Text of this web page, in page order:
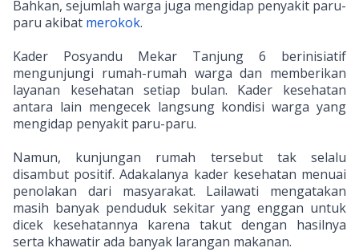
Bahkan, sejumlah warga juga mengidap penyakit paru-
paru akibat merokok.
Kader Posyandu Mekar Tanjung 6 berinisiatif
mengunjungi rumah-rumah warga dan memberikan
layanan kesehatan setiap bulan. Kader kesehatan
antara lain mengecek langsung kondisi warga yang
mengidap penyakit paru-paru.
Namun, kunjungan rumah tersebut tak selalu
disambut positif. Adakalanya kader kesehatan menuai
penolakan dari masyarakat. Lailawati mengatakan
masih banyak penduduk sekitar yang enggan untuk
dicek kesehatannya karena takut dengan hasilnya
serta khawatir ada banyak larangan makanan.